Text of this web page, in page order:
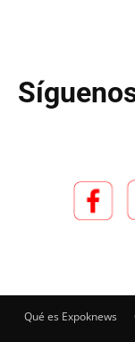
Qué es Expoknews